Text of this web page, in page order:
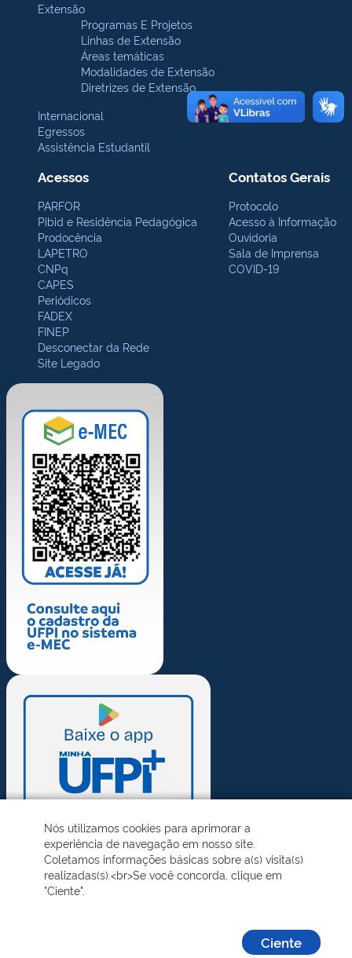
Extensão
Programas E Projetos
Linhas de Extensão
Áreas temáticas
Modalidades de Extensão
Diretrizes de Extensão
Internacional
Egressos
Assistência Estudantil
Acessos
PARFOR
Pibid e Residência Pedagógica
Prodocência
LAPETRO
CNPq
CAPES
Periódicos
FADEX
FINEP
Desconectar da Rede
Site Legado
Contatos Gerais
Protocolo
Acesso à Informação
Ouvidoria
Sala de Imprensa
COVID-19
Nós utilizamos cookies para aprimorar a
experiência de navegação em nosso site.
Coletamos informações básicas sobre a(s) visita(s)
realizadas(s).<br>Se você concorda, clique em
"Ciente".
Ciente